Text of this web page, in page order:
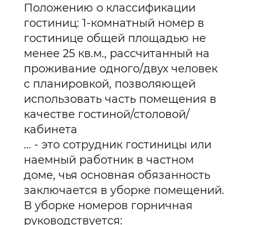
Положению о классификации
гостиниц: 1-комнатный номер в
гостинице общей площадью не
менее 25 кв.м., рассчитанный на
проживание одного/двух человек
с планировкой, позволяющей
использовать часть помещения в
качестве гостиной/столовой/
кабинета
… - это сотрудник гостиницы или
наемный работник в частном
доме, чья основная обязанность
заключается в уборке помещений.
В уборке номеров горничная
руководствуется: